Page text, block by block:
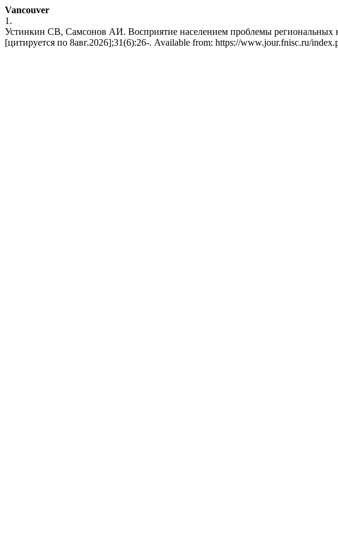
Vancouver
1.
Устинкин СВ, Самсонов АИ. Восприятие населением проблемы региональных
[цитируется по 8авг.2026];31(6):26-. Available from: https://www.jour.fnisc.ru/